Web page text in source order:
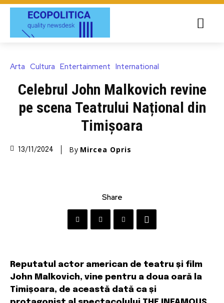
Arta Cultura Entertainment International
Celebrul John Malkovich revine
pe scena Teatrului Național din
Timișoara
13/11/2024 By Mircea Opris
Share
Reputatul actor american de teatru și film
John Malkovich, vine pentru a doua oară la
Timișoara, de această dată ca și